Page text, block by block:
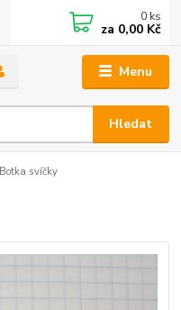
Menu
Hledat
0 ks
za 0,00 Kč
Botka svíčky